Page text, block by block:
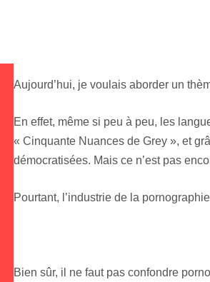
Aujourd’hui, je voulais aborder un
En effet, même si peu à peu, les
« Cinquante Nuances de Grey », et
démocratisées. Mais ce n’est pas
Pourtant, l’industrie de la
Bien sûr, il ne faut pas confondre